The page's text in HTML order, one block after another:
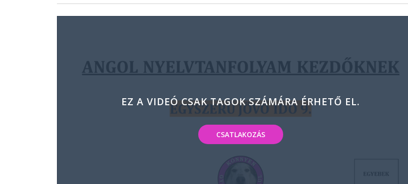
EZ A VIDEÓ CSAK TAGOK SZÁMÁRA ÉRHETŐ EL.
CSATLAKOZÁS